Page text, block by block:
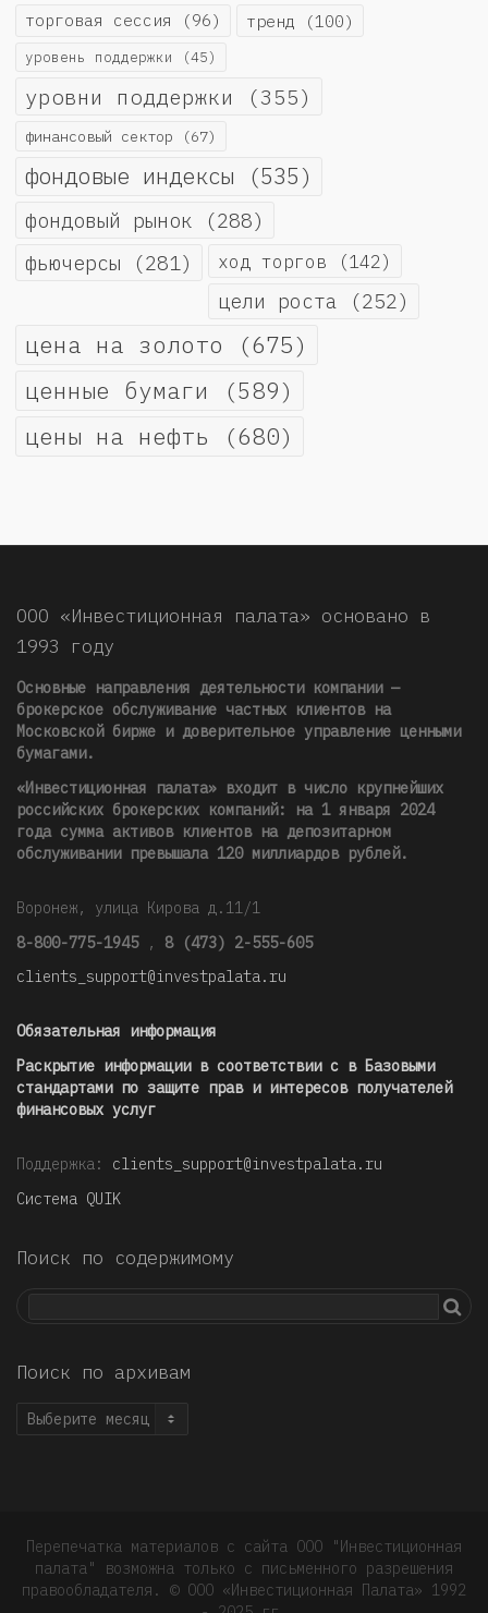
торговая сессия (96) тренд (100)
уровень поддержки (45)
уровни поддержки (355)
финансовый сектор (67)
фондовые индексы (535)
фондовый рынок (288)
фьючерсы (281) ход торгов (142)
цели роста (252)
цена на золото (675)
ценные бумаги (589)
цены на нефть (680)
ООО «Инвестиционная палата» основано в
1993 году
Основные направления деятельности компании —
брокерское обслуживание частных клиентов на
Московской бирже и доверительное управление ценными
бумагами.
«Инвестиционная палата» входит в число крупнейших
российских брокерских компаний: на 1 января 2024
года сумма активов клиентов на депозитарном
обслуживании превышала 120 миллиардов рублей.
Воронеж, улица Кирова д.11/1
8-800-775-1945 , 8 (473) 2-555-605
clients_support@investpalata.ru
Обязательная информация
Раскрытие информации в соответствии с в Базовыми
стандартами по защите прав и интересов получателей
финансовых услуг
Поддержка: clients_support@investpalata.ru
Система QUIK
Поиск по содержимому
Поиск по архивам
Поиск
Перепечатка материалов с сайта ООО "Инвестиционная
палата" возможна только с письменного разрешения
правообладателя. © OOO «Инвестиционная Палата» 1992